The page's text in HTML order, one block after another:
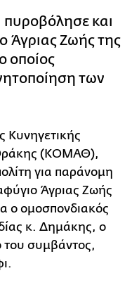
και
Άγριας Ζωής της
οποίος
των
Κυνηγετικής
(ΚΟΜΑΘ),
για παράνομη
Άγριας Ζωής
ο ομοσπονδιακός
κ. Δημάκης, ο
του συμβάντος,